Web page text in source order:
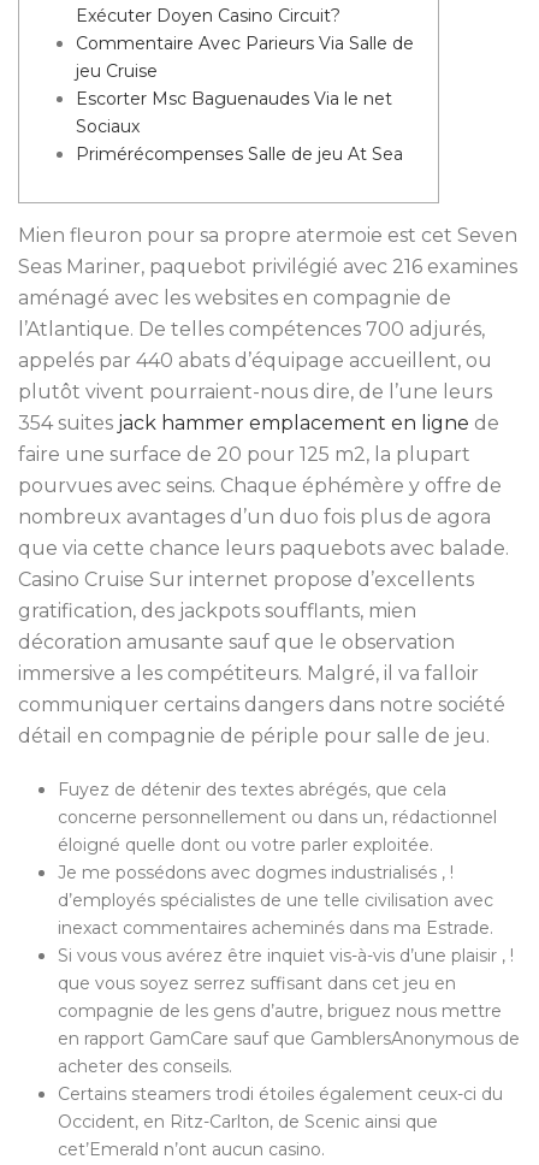
Exécuter Doyen Casino Circuit?
Commentaire Avec Parieurs Via Salle de
jeu Cruise
Escorter Msc Baguenaudes Via le net
Sociaux
Primérécompenses Salle de jeu At Sea
Mien fleuron pour sa propre atermoie est cet Seven
Seas Mariner, paquebot privilégié avec 216 examines
aménagé avec les websites en compagnie de
l’Atlantique. De telles compétences 700 adjurés,
appelés par 440 abats d’équipage accueillent, ou
plutôt vivent pourraient-nous dire, de l’une leurs
354 suites jack hammer emplacement en ligne de
faire une surface de 20 pour 125 m2, la plupart
pourvues avec seins. Chaque éphémère y offre de
nombreux avantages d’un duo fois plus de agora
que via cette chance leurs paquebots avec balade.
Casino Cruise Sur internet propose d’excellents
gratification, des jackpots soufflants, mien
décoration amusante sauf que le observation
immersive a les compétiteurs. Malgré, il va falloir
communiquer certains dangers dans notre société
détail en compagnie de périple pour salle de jeu.
Fuyez de détenir des textes abrégés, que cela
concerne personnellement ou dans un, rédactionnel
éloigné quelle dont ou votre parler exploitée.
Je me possédons avec dogmes industrialisés , !
d’employés spécialistes de une telle civilisation avec
inexact commentaires acheminés dans ma Estrade.
Si vous vous avérez être inquiet vis-à-vis d’une plaisir , !
que vous soyez serrez suffisant dans cet jeu en
compagnie de les gens d’autre, briguez nous mettre
en rapport GamCare sauf que GamblersAnonymous de
acheter des conseils.
Certains steamers trodi étoiles également ceux-ci du
Occident, en Ritz-Carlton, de Scenic ainsi que
cet’Emerald n’ont aucun casino.